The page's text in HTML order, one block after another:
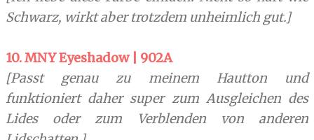
Schwarz, wirkt aber trotzdem unheimlich gut.]
10. MNY Eyeshadow | 902A
[Passt genau zu meinem Hautton und
funktioniert daher super zum Ausgleichen des
Lides oder zum Verblenden von anderen